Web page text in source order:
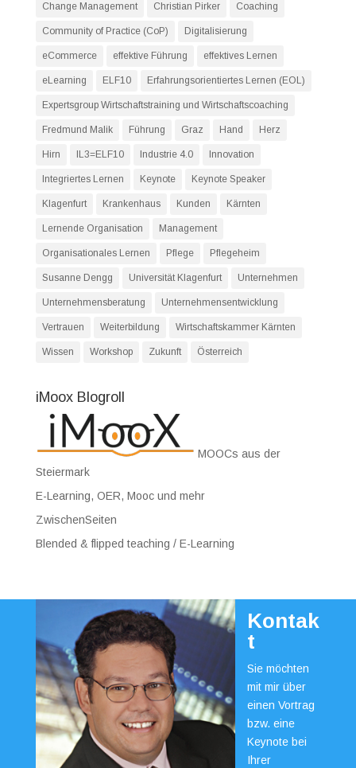
Change Management Christian Pirker Coaching
Community of Practice (CoP) Digitalisierung
eCommerce effektive Führung effektives Lernen
eLearning ELF10 Erfahrungsorientiertes Lernen (EOL)
Expertsgroup Wirtschaftstraining und Wirtschaftscoaching
Fredmund Malik Führung Graz Hand Herz
Hirn IL3=ELF10 Industrie 4.0 Innovation
Integriertes Lernen Keynote Keynote Speaker
Klagenfurt Krankenhaus Kunden Kärnten
Lernende Organisation Management
Organisationales Lernen Pflege Pflegeheim
Susanne Dengg Universität Klagenfurt Unternehmen
Unternehmensberatung Unternehmensentwicklung
Vertrauen Weiterbildung Wirtschaftskammer Kärnten
Wissen Workshop Zukunft Österreich
iMoox Blogroll
MOOCs aus der
Steiermark
E-Learning, OER, Mooc und mehr
ZwischenSeiten
Blended & flipped teaching / E-Learning
Kontak
t
Sie möchten
mit mir über
einen Vortrag
bzw. eine
Keynote bei
Ihrer